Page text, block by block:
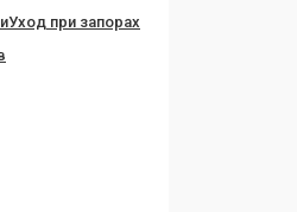
Уход при запорах